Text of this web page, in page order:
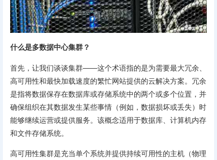
什么是多数据中心集群？
首先，让我们谈谈集群——这个术语指的是为需要最大冗余、
高可用性和最快加载速度的繁忙网站提供的云解决方案。冗余
是指将数据保存在数据库或存储系统中的两个或多个位置，并
确保组织在其数据发生某些事情（例如，数据损坏或丢失）时
能够继续运营或提供服务。该概念适用于数据库、计算机内存
和文件存储系统。
高可用性集群是充当单个系统并提供持续可用性的主机（物理